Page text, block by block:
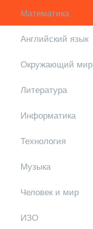
Математика
Английский язык
Окружающий мир
Литература
Информатика
Технология
Музыка
Человек и мир
ИЗО